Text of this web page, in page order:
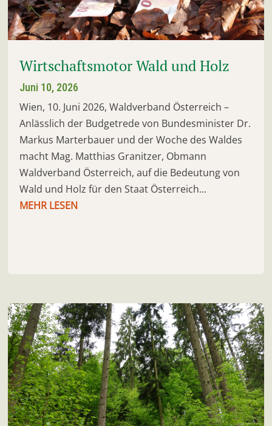
Wirtschaftsmotor Wald und Holz
Juni 10, 2026
Wien, 10. Juni 2026, Waldverband Österreich –
Anlässlich der Budgetrede von Bundesminister Dr.
Markus Marterbauer und der Woche des Waldes
macht Mag. Matthias Granitzer, Obmann
Waldverband Österreich, auf die Bedeutung von
Wald und Holz für den Staat Österreich...
MEHR LESEN